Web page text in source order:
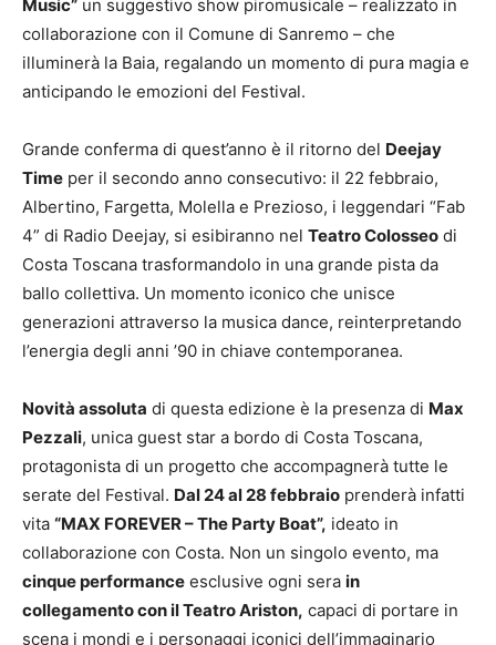
Music” un suggestivo show piromusicale – realizzato in
collaborazione con il Comune di Sanremo – che
illuminerà la Baia, regalando un momento di pura magia e
anticipando le emozioni del Festival.
Grande conferma di quest’anno è il ritorno del Deejay
Time per il secondo anno consecutivo: il 22 febbraio,
Albertino, Fargetta, Molella e Prezioso, i leggendari “Fab
4” di Radio Deejay, si esibiranno nel Teatro Colosseo di
Costa Toscana trasformandolo in una grande pista da
ballo collettiva. Un momento iconico che unisce
generazioni attraverso la musica dance, reinterpretando
l’energia degli anni ’90 in chiave contemporanea.
Novità assoluta di questa edizione è la presenza di Max
Pezzali, unica guest star a bordo di Costa Toscana,
protagonista di un progetto che accompagnerà tutte le
serate del Festival. Dal 24 al 28 febbraio prenderà infatti
vita “MAX FOREVER – The Party Boat”, ideato in
collaborazione con Costa. Non un singolo evento, ma
cinque performance esclusive ogni sera in
collegamento con il Teatro Ariston, capaci di portare in
scena i mondi e i personaggi iconici dell’immaginario